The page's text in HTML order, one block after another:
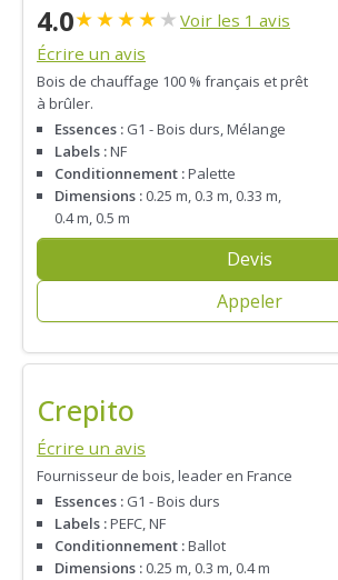
4.0★★★★★ Voir les 1 avis
Écrire un avis
Bois de chauffage 100 % français et prêt
à brûler.
Essences : G1 - Bois durs, Mélange
Labels :NF
Conditionnement :Palette
Dimensions : 0.25 m, 0.3 m, 0.33 m,
0.4 m, 0.5 m
Devis
Appeler
Crepito
Écrire un avis
Fournisseur de bois, leader en France
Essences : G1 - Bois durs
Labels :PEFC, NF
Conditionnement :Ballot
Dimensions : 0.25 m, 0.3 m, 0.4 m